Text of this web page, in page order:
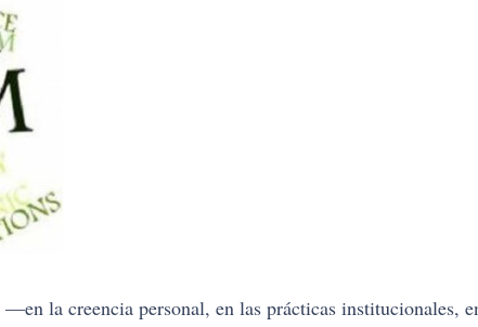
la creencia personal, en las prácticas institucionales,